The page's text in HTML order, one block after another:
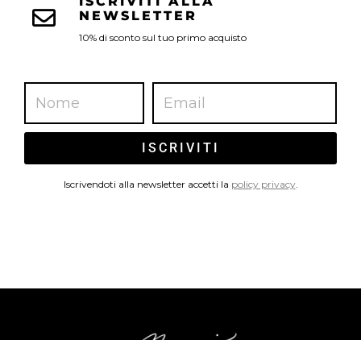
NEWSLETTER
10% di sconto sul tuo primo acquisto
ISCRIVITI
Iscrivendoti alla newsletter accetti la policy privacy.